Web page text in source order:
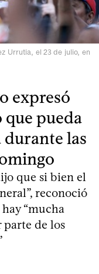
Urrutia, el 23 de julio, en
expresó
pueda
las
que si bien el
reconoció
“mucha
parte de los